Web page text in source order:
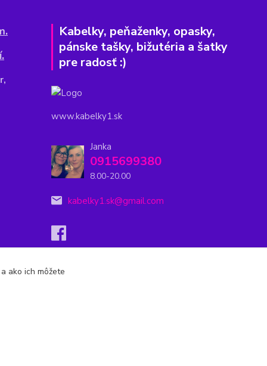
Kabelky, peňaženky, opasky,
pánske tašky, bižutéria a šatky
pre radosť :)
www.kabelky1.sk
Janka
0915699380
8.00-20.00
kabelky1.sk@gmail.com
ako ich môžete